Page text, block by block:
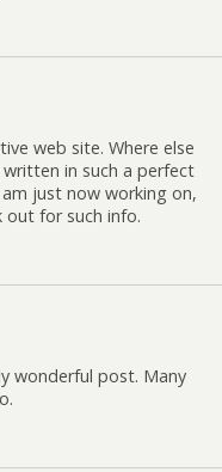
web site. Where else
in such a perfect
just now working on,
out for such info.
wonderful post. Many